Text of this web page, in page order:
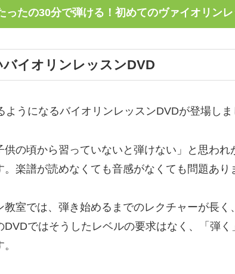
ったの30分で弾ける！初めてのヴァイオリン
イオリンレッスンDVD
ようになるバイオリンレッスンDVDが登場しま
供の頃から習っていないと弾けない」と思わ
楽譜が読めなくても音感がなくても問題あり
教室では、弾き始めるまでのレクチャーが長
DVDではそうしたレベルの要求はなく、「弾